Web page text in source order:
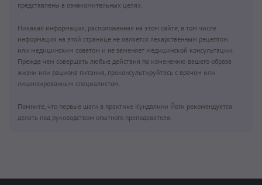
представлены в ознакомительных целях.
Никакая информация, расположенная на этом сайте, в том числе
информация на этой странице не является лекарственным рецептом
или медицинским советом и не заменяет медицинской консультации.
Прежде чем совершать любые действия по изменению вашего образа
жизни или рациона питания, проконсультируйтесь с врачом или
лицензированным специалистом.
Помните, что первые шаги в практике Кундалини Йоги рекомендуется
делать под руководством опытного преподавателя.